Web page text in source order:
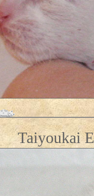
Taiyoukai